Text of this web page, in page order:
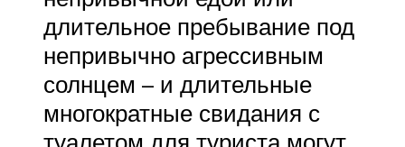
длительное пребывание под
непривычно агрессивным
солнцем – и длительные
многократные свидания с